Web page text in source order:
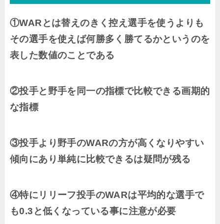
①WARとは替えのきく控え選手を使うよりも
その選手を使えば何勝多く勝てるかというのを
表した数値のことである
②投手と野手を同一の指標で比較できる画期的
な指標
③投手より野手のWARの方が高くなりやすい
傾向にあり単純に比較できるは疑問が残る
④特にリリーフ投手のWARは平均的な選手で
も0.3と低くなっている事に注意が必要